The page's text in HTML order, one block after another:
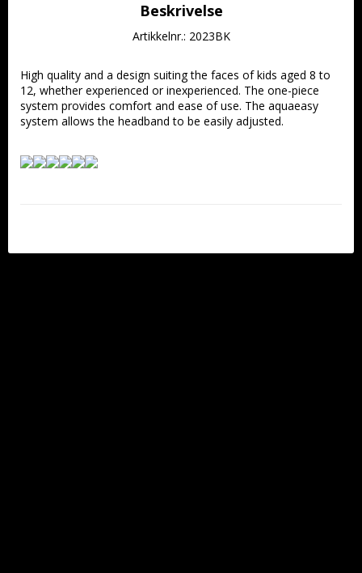
Beskrivelse
Artikkelnr.: 2023BK
High quality and a design suiting the faces of kids aged 8 to
12, whether experienced or inexperienced. The one-piece
system provides comfort and ease of use. The aquaeasy
system allows the headband to be easily adjusted.